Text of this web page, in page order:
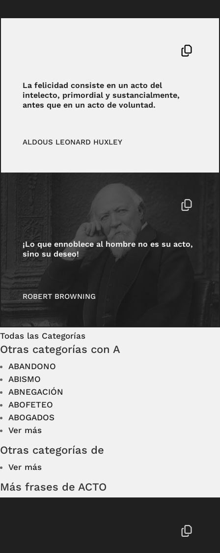
La felicidad consiste en un acto del
intelecto, primordial y sustancialmente,
antes que en un acto de voluntad.
ALDOUS LEONARD HUXLEY
¡Lo que ennoblece al hombre no es su acto,
sino su deseo!
ROBERT BROWNING
Todas las Categorías
Otras categorías con A
ABANDONO
ABISMO
ABNEGACIÓN
ABOFETEO
ABOGADOS
Ver más
Otras categorías de
Ver más
Más frases de ACTO